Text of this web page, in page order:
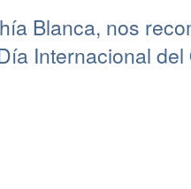
Blanca, nos
Internacional del